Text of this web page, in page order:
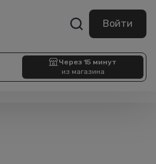
Войти
Через 15 минут
из магазина